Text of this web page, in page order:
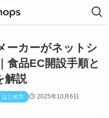
ーカーがネットシ
食品EC開設手順と
解説
はじめ方 2025年10月6日